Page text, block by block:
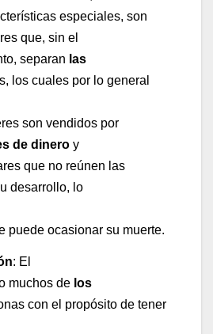
especiales, son
que, sin el
separan las
los cuales por lo general
son vendidos por
de dinero y
que no reúnen las
desarrollo, lo
puede ocasionar su muerte.
: El
muchos de los
con el propósito de tener